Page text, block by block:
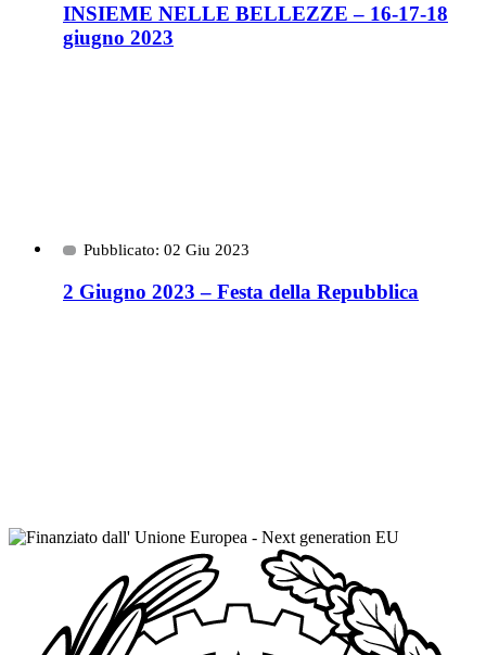
INSIEME NELLE BELLEZZE – 16-17-18
giugno 2023
Pubblicato: 02 Giu 2023
2 Giugno 2023 – Festa della Repubblica